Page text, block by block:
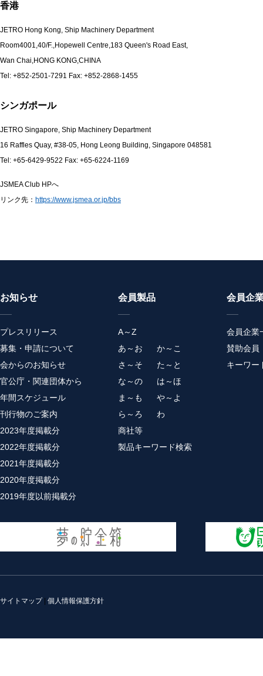
香港
JETRO Hong Kong, Ship Machinery Department
Room4001,40/F.,Hopewell Centre,183 Queen's Road East,
Wan Chai,HONG KONG,CHINA
Tel: +852-2501-7291 Fax: +852-2868-1455
シンガポール
JETRO Singapore, Ship Machinery Department
16 Raffles Quay, #38-05, Hong Leong Building, Singapore 048581
Tel: +65-6429-9522 Fax: +65-6224-1169
JSMEA Club HPへ
リンク先： https://www.jsmea.or.jp/bbs
お知らせ
プレスリリース
募集・申請について
会からのお知らせ
官公庁・関連団体から
年間スケジュール
刊行物のご案内
2023年度掲載分
2022年度掲載分
2021年度掲載分
2020年度掲載分
2019年度以前掲載分
会員製品
A～Z
あ～お
か～こ
さ～そ
た～と
な～の
は～ほ
ま～も
や～よ
ら～ろ
わ
商社等
製品キーワード検索
会員企
会員企業
賛助会員
キーワー
サイトマップ| 個人情報保護方針